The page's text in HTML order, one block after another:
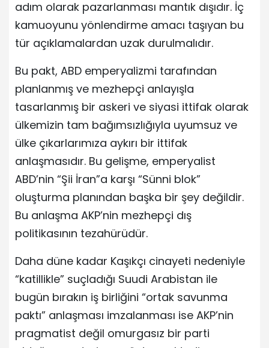
adım olarak pazarlanması mantık dışıdır. İç
kamuoyunu yönlendirme amacı taşıyan bu
tür açıklamalardan uzak durulmalıdır.
Bu pakt, ABD emperyalizmi tarafından
planlanmış ve mezhepçi anlayışla
tasarlanmış bir askeri ve siyasi ittifak olarak
ülkemizin tam bağımsızlığıyla uyumsuz ve
ülke çıkarlarımıza aykırı bir ittifak
anlaşmasıdır. Bu gelişme, emperyalist
ABD’nin “Şii İran”a karşı “Sünni blok”
oluşturma planından başka bir şey değildir.
Bu anlaşma AKP’nin mezhepçi dış
politikasının tezahürüdür.
Daha düne kadar Kaşıkçı cinayeti nedeniyle
“katillikle” suçladığı Suudi Arabistan ile
bugün bırakın iş birliğini “ortak savunma
paktı” anlaşması imzalanması ise AKP’nin
pragmatist değil omurgasız bir parti